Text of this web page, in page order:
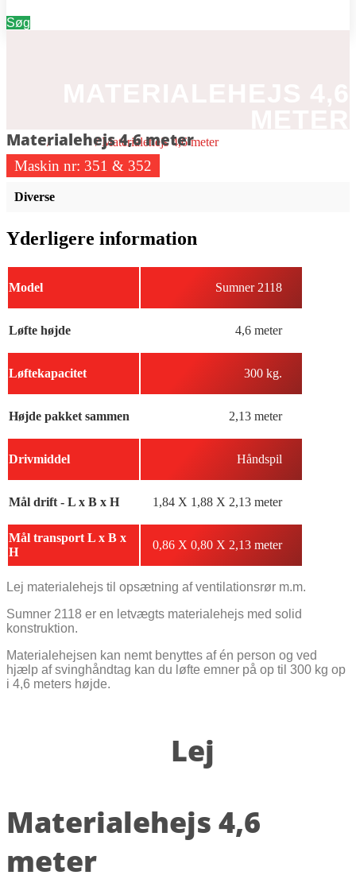
Søg
Forside/Diverse/ Materialehejs 4,6 meter
Materialehejs 4,6 meter
Maskin nr: 351 & 352
Diverse
Yderligere information
Model Sumner 2118
Løfte højde 4,6 meter
Løftekapacitet 300 kg.
Højde pakket sammen 2,13 meter
Drivmiddel Håndspil
Mål drift - L x B x H 1,84 X 1,88 X 2,13 meter
Mål transport L x B x
H
0,86 X 0,80 X 2,13 meter
Lej materialehejs til opsætning af ventilationsrør m.m.
Sumner 2118 er en letvægts materialehejs med solid
konstruktion.
Materialehejsen kan nemt benyttes af én person og ved
hjælp af svinghåndtag kan du løfte emner på op til 300 kg op
i 4,6 meters højde.
Lej
Materialehejs 4,6
meter